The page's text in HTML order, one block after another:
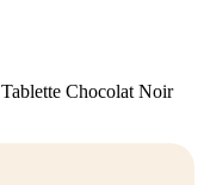
Tablette Chocolat Noir